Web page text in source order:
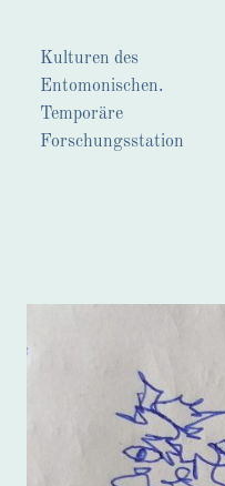
Kulturen des
Entomonischen.
Temporäre
Forschungsstation